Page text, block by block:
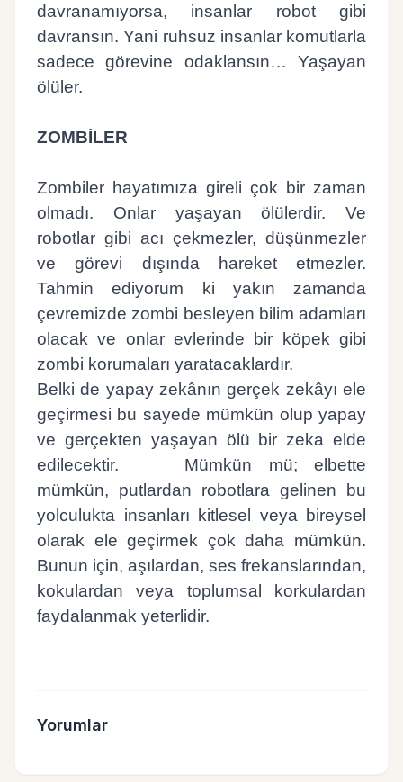
davranamıyorsa, insanlar robot gibi
davransın. Yani ruhsuz insanlar komutlarla
sadece görevine odaklansın… Yaşayan
ölüler.
ZOMBİLER
Zombiler hayatımıza gireli çok bir zaman
olmadı. Onlar yaşayan ölülerdir. Ve
robotlar gibi acı çekmezler, düşünmezler
ve görevi dışında hareket etmezler.
Tahmin ediyorum ki yakın zamanda
çevremizde zombi besleyen bilim adamları
olacak ve onlar evlerinde bir köpek gibi
zombi korumaları yaratacaklardır.
Belki de yapay zekânın gerçek zekâyı ele
geçirmesi bu sayede mümkün olup yapay
ve gerçekten yaşayan ölü bir zeka elde
edilecektir.
Mümkün mü; elbette
mümkün, putlardan robotlara gelinen bu
yolculukta insanları kitlesel veya bireysel
olarak ele geçirmek çok daha mümkün.
Bunun için, aşılardan, ses frekanslarından,
kokulardan veya toplumsal korkulardan
faydalanmak yeterlidir.
Yorumlar